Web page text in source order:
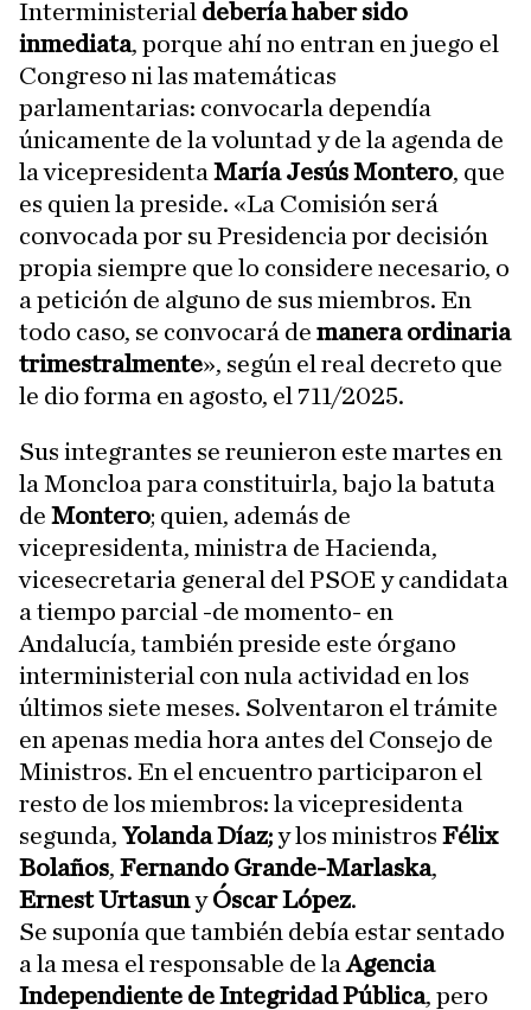
Interministerial debería haber sido
inmediata, porque ahí no entran en juego el
Congreso ni las matemáticas
parlamentarias: convocarla dependía
únicamente de la voluntad y de la agenda de
la vicepresidenta María Jesús Montero, que
es quien la preside. «La Comisión será
convocada por su Presidencia por decisión
propia siempre que lo considere necesario, o
a petición de alguno de sus miembros. En
todo caso, se convocará de manera ordinaria
trimestralmente», según el real decreto que
le dio forma en agosto, el 711/2025.
Sus integrantes se reunieron este martes en
la Moncloa para constituirla, bajo la batuta
de Montero; quien, además de
vicepresidenta, ministra de Hacienda,
vicesecretaria general del PSOE y candidata
a tiempo parcial -de momento- en
Andalucía, también preside este órgano
interministerial con nula actividad en los
últimos siete meses. Solventaron el trámite
en apenas media hora antes del Consejo de
Ministros. En el encuentro participaron el
resto de los miembros: la vicepresidenta
segunda, Yolanda Díaz;y los ministros Félix
Bolaños, Fernando Grande-Marlaska,
Ernest UrtasunyÓscar López.
Se suponía que también debía estar sentado
a la mesa el responsable de laAgencia
Independiente de Integridad Pública, pero